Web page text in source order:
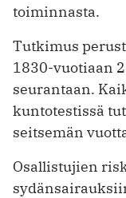
toiminnasta.
Tutkimus
1830-vuotiaan
seurantaan.
kuntotestissä
seitsemän
Osallistujien